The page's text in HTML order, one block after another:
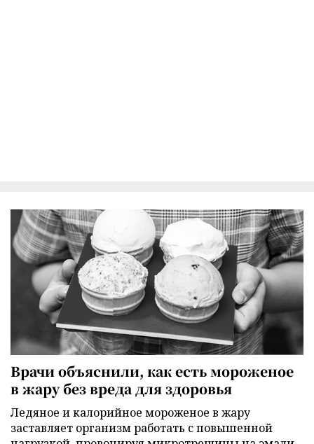
Врачи объяснили, как есть мороженое
в жару без вреда для здоровья
Ледяное и калорийное мороженое в жару
заставляет организм работать с повышенной